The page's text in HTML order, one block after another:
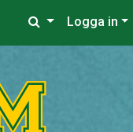
Logga in